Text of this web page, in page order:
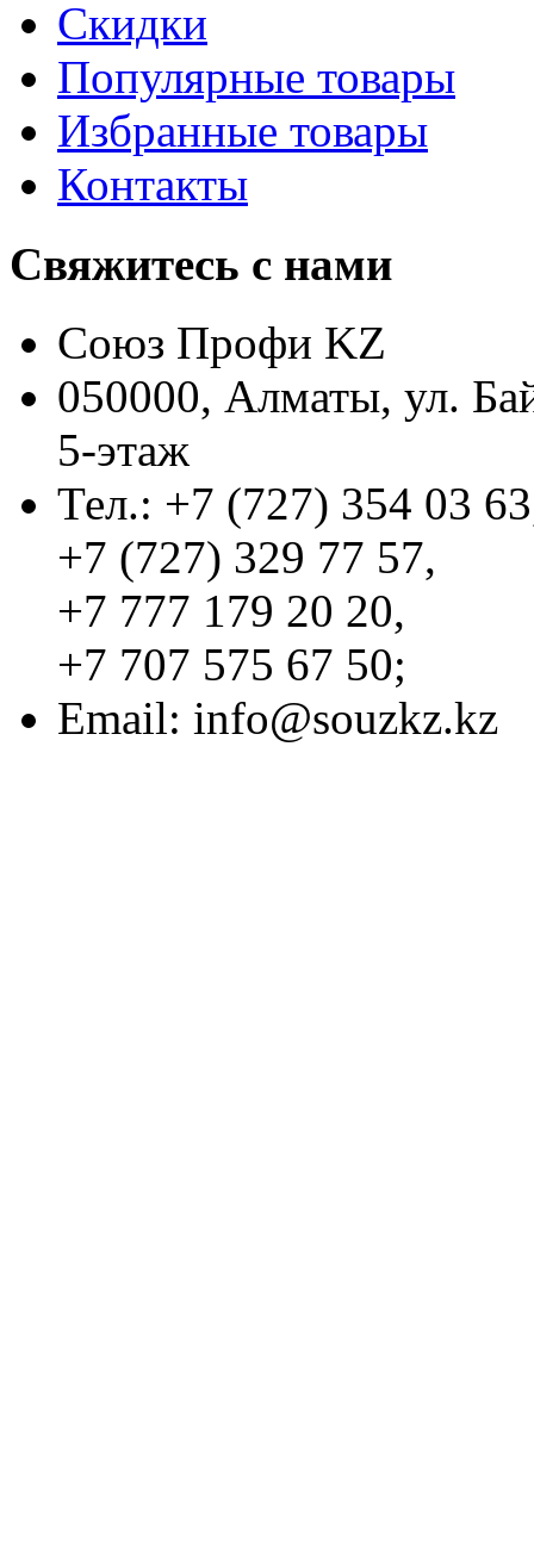
Скидки
Популярные товары
Избранные товары
Контакты
Свяжитесь с нами
Союз Профи KZ
050000, Алматы, ул.
5-этаж
Тел.: +7 (727) 354 03
+7 (727) 329 77 57,
+7 777 179 20 20,
+7 707 575 67 50;
Email: info@souzkz.kz